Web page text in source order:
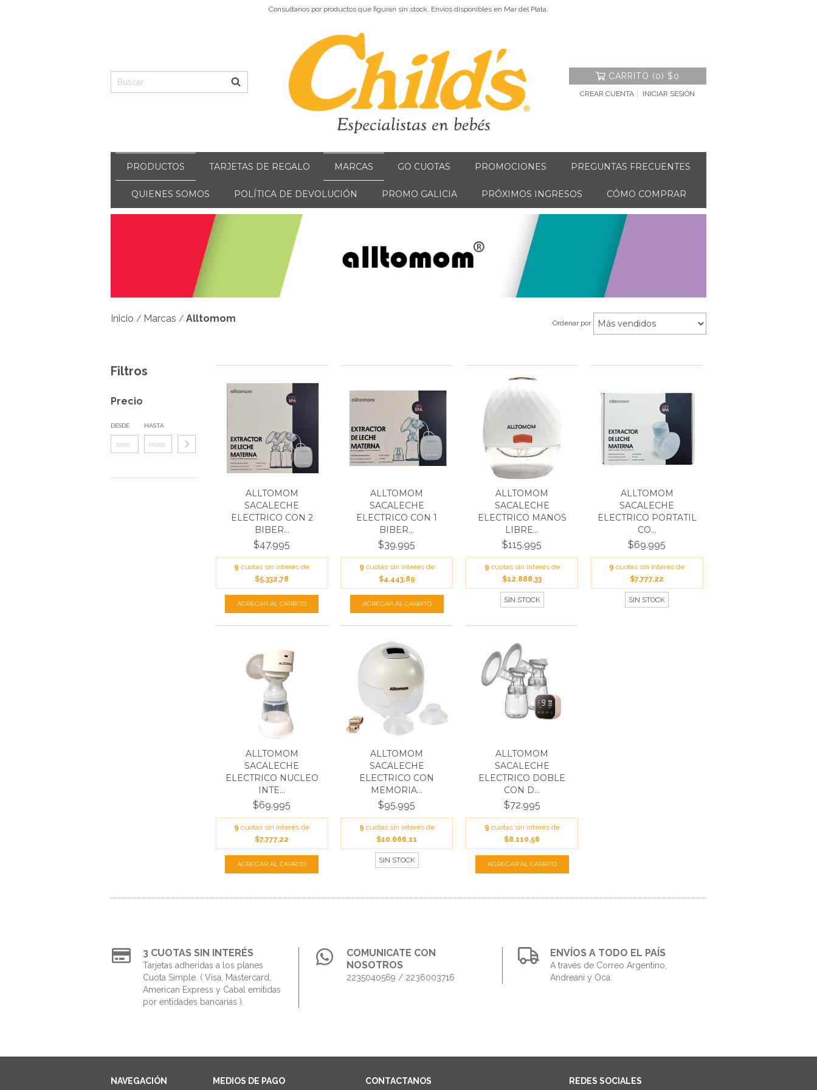
Consultanos por productos que figuran sin stock. Envíos disponibles en Mar del Plata.
CARRITO (0) $0
CREAR CUENTA INICIAR SESIÓN
PRODUCTOS TARJETAS DE REGALO MARCAS GO CUOTAS PROMOCIONES PREGUNTAS FRECUENTES
QUIENES SOMOS POLÍTICA DE DEVOLUCIÓN PROMO GALICIA PRÓXIMOS INGRESOS CÓMO COMPRAR
Inicio / Marcas / Alltomom Ordenar por
Filtros
Precio
DESDE HASTA
ALLTOMOM
SACALECHE
ELECTRICO CON 2
BIBER...
$47.995
9 cuotas sin interés de
$5.332,78
ALLTOMOM
SACALECHE
ELECTRICO CON 1
BIBER...
$39.995
9 cuotas sin interés de
$4.443,89
ALLTOMOM
SACALECHE
ELECTRICO MANOS
LIBRE...
$115.995
9 cuotas sin interés de
$12.888,33
SIN STOCK
ALLTOMOM
SACALECHE
ELECTRICO PORTATIL
CO...
$69.995
9 cuotas sin interés de
$7.777,22
SIN STOCK
ALLTOMOM
SACALECHE
ELECTRICO NUCLEO
INTE...
$69.995
9 cuotas sin interés de
$7.777,22
ALLTOMOM
SACALECHE
ELECTRICO CON
MEMORIA...
$95.995
9 cuotas sin interés de
$10.666,11
SIN STOCK
ALLTOMOM
SACALECHE
ELECTRICO DOBLE
CON D...
$72.995
9 cuotas sin interés de
$8.110,56
3 CUOTAS SIN INTERÉS
Tarjetas adheridas a los planes
Cuota Simple. ( Visa, Mastercard,
American Express y Cabal emitidas
por entidades bancarias ).
COMUNICATE CON
NOSOTROS
2235040569 / 2236003716
ENVÍOS A TODO EL PAÍS
A través de Correo Argentino,
Andreani y Oca.
NAVEGACIÓN MEDIOS DE PAGO CONTACTANOS REDES SOCIALES